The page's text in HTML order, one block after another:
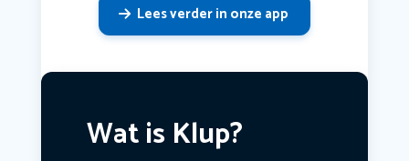
Lees verder in onze app
Wat is Klup?